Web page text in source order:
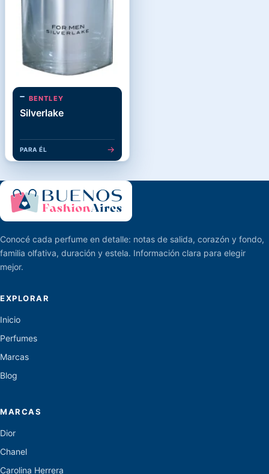
BENTLEY
Silverlake
PARA ÉL →
Conocé cada perfume en detalle: notas de salida, corazón y fondo,
familia olfativa, duración y estela. Información clara para elegir
mejor.
EXPLORAR
Inicio
Perfumes
Marcas
Blog
MARCAS
Dior
Chanel
Carolina Herrera